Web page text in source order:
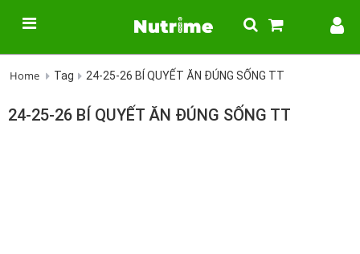
Home Tag 24-25-26 BÍ QUYẾT ĂN ĐÚNG SỐNG TT
24-25-26 BÍ QUYẾT ĂN ĐÚNG SỐNG TT